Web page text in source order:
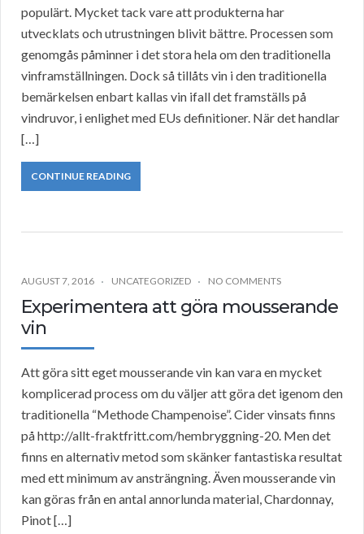
populärt. Mycket tack vare att produkterna har
utvecklats och utrustningen blivit bättre. Processen som
genomgås påminner i det stora hela om den traditionella
vinframställningen. Dock så tillåts vin i den traditionella
bemärkelsen enbart kallas vin ifall det framställs på
vindruvor, i enlighet med EUs definitioner. När det handlar
[…]
CONTINUE READING
AUGUST 7, 2016 UNCATEGORIZED NO COMMENTS
Experimentera att göra mousserande
vin
Att göra sitt eget mousserande vin kan vara en mycket
komplicerad process om du väljer att göra det igenom den
traditionella “Methode Champenoise”. Cider vinsats finns
på http://allt-fraktfritt.com/hembryggning-20. Men det
finns en alternativ metod som skänker fantastiska resultat
med ett minimum av ansträngning. Även mousserande vin
kan göras från en antal annorlunda material, Chardonnay,
Pinot […]